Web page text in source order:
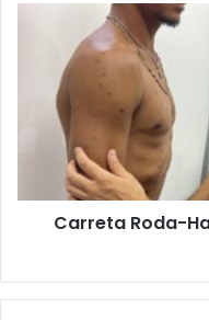
Carreta Roda-